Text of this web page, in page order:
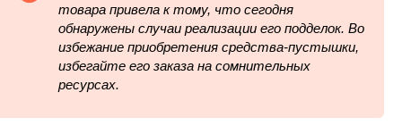
товара привела к тому, что сегодня
обнаружены случаи реализации его подделок. Во
избежание приобретения средства-пустышки,
избегайте его заказа на сомнительных
ресурсах.